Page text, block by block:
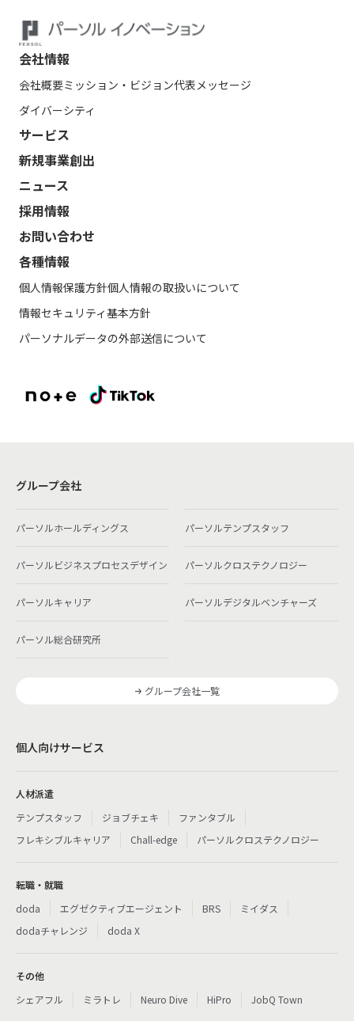
会社情報
会社概要ミッション・ビジョン代表メッセージ
ダイバーシティ
サービス
新規事業創出
ニュース
採用情報
お問い合わせ
各種情報
個人情報保護方針個人情報の取扱いについて
情報セキュリティ基本方針
パーソナルデータの外部送信について
グループ会社
パーソルホールディングス パーソルテンプスタッフ
パーソルビジネスプロセスデザイン パーソルクロステクノロジー
パーソルキャリア パーソルデジタルベンチャーズ
パーソル総合研究所
グループ会社一覧
個人向けサービス
人材派遣
テンプスタッフ
ジョブチェキ
ファンタブル
フレキシブルキャリア
Chall-edge パーソルクロステクノロジー
転職・就職
doda
エグゼクティブエージェント BRS
ミイダス
dodaチャレンジ
doda X
その他
シェアフル
ミラトレ Neuro Dive HiPro JobQ Town